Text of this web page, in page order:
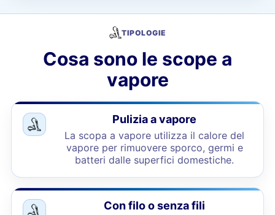
TIPOLOGIE
Cosa sono le scope a
vapore
Pulizia a vapore
La scopa a vapore utilizza il calore del
vapore per rimuovere sporco, germi e
batteri dalle superfici domestiche.
Con filo o senza fili